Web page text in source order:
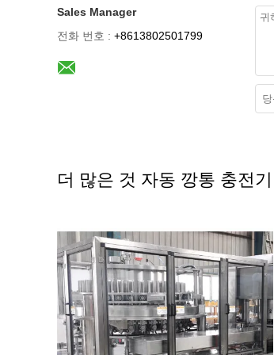
Sales Manager
전화 번호 : +8613802501799
더 많은 것 자동 깡통 충전기